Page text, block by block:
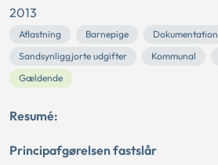
2013
Aflastning Barnepige Dokumentation
Sandsynliggjorte udgifter
Kommunal
Gældende
Resumé:
Principafgørelsen fastslår